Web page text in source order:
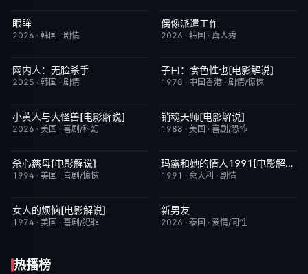
HD中字
眼眸
2026 · 韩国 · 剧情
已完结
偶像派遣工作
2026 · 韩国 · 真人秀
今日更新
网内人：无脸杀手
2025 · 韩国 · 剧情
已完结
子曰：食色性也[电影解说]
1978 · 中国香港 · 剧情/惊悚
已完结
小黄人与大怪兽[电影解说]
2026 · 美国 · 喜剧/科幻
已完结
销魂天师[电影解说]
1988 · 美国 · 喜剧/恐怖
已完结
杀心慈母[电影解说]
1994 · 美国 · 喜剧/惊悚
已完结 6.1玛露和她的情人1991[电影解说]
1991 · 意大利 · 剧情
已完结
女人的烦恼[电影解说]
1974 · 美国 · 喜剧/犯罪
更新至第01集
新男友
2026 · 泰国 · 爱情/同性
热播榜